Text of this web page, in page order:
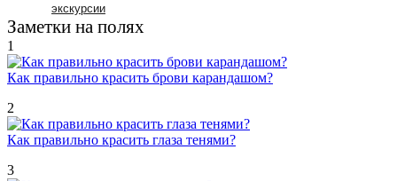
экскурсии
Заметки на полях
1
Как правильно красить брови карандашом?
2
Как правильно красить глаза тенями?
3